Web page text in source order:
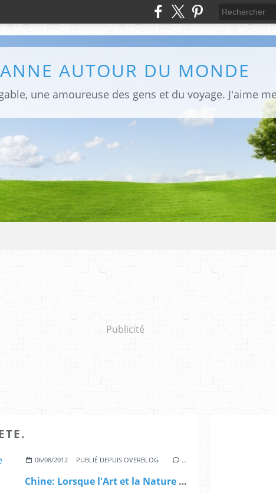
ANNE AUTOUR DU MONDE
Publicité
06/08/2012 PUBLIÉ DEPUIS OVERBLOG …
Chine: Lorsque l'Art et la Nature se donnent rendez-vous (2)